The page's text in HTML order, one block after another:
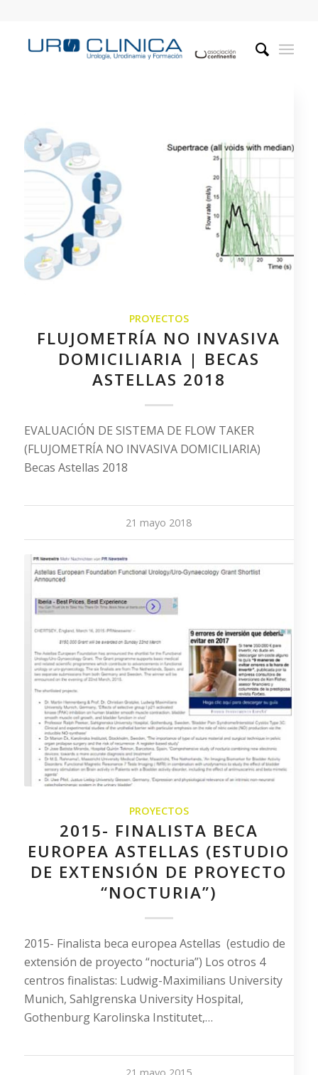
PROYECTOS
FLUJOMETRÍA NO INVASIVA
DOMICILIARIA | BECAS
ASTELLAS 2018
EVALUACIÓN DE SISTEMA DE FLOW TAKER
(FLUJOMETRÍA NO INVASIVA DOMICILIARIA)
Becas Astellas 2018
21 mayo 2018
PROYECTOS
2015- FINALISTA BECA
EUROPEA ASTELLAS (ESTUDIO
DE EXTENSIÓN DE PROYECTO
“NOCTURIA”)
2015- Finalista beca europea Astellas (estudio de
extensión de proyecto “nocturia”) Los otros 4
centros finalistas: Ludwig-Maximilians University
Munich, Sahlgrenska University Hospital,
Gothenburg Karolinska Institutet,…